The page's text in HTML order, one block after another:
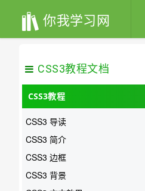
你我学习网
CSS3教程文档
CSS3教程
CSS3 导读
CSS3 简介
CSS3 边框
CSS3 背景